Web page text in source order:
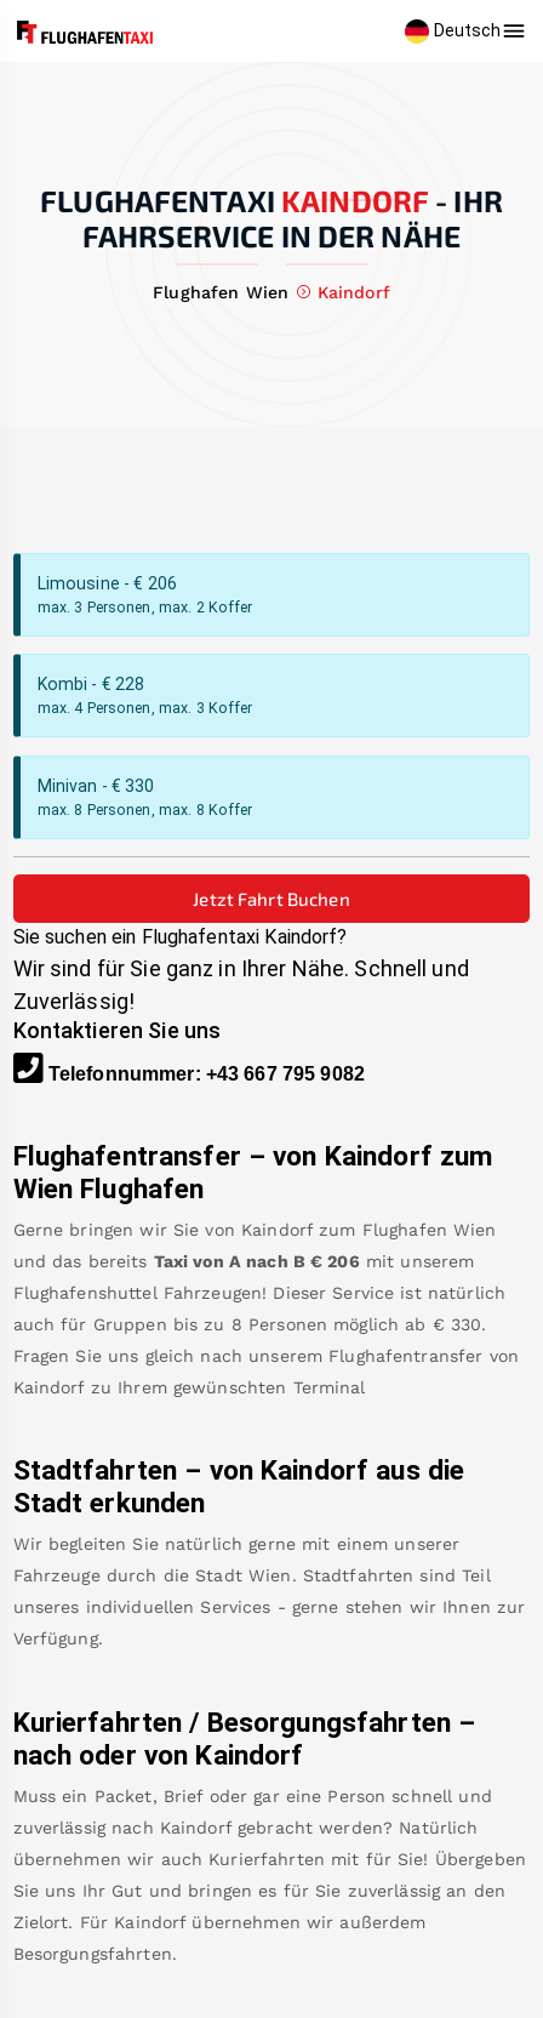
Deutsch
FLUGHAFENTAXI KAINDORF - IHR
FAHRSERVICE IN DER NÄHE
Flughafen Wien Kaindorf
Limousine - € 206
max. 3 Personen, max. 2 Koffer
Kombi - € 228
max. 4 Personen, max. 3 Koffer
Minivan - €330
max. 8 Personen, max. 8 Koffer
Jetzt Fahrt Buchen
Sie suchen ein Flughafentaxi Kaindorf?
Wir sind für Sie ganz in Ihrer Nähe. Schnell und
Zuverlässig!
Kontaktieren Sie uns
Telefonnummer: +43 667 795 9082
Flughafentransfer – von Kaindorf zum
Wien Flughafen
Gerne bringen wir Sie von Kaindorf zum Flughafen Wien
und das bereits Taxi von A nach B €206 mit unserem
Flughafenshuttel Fahrzeugen! Dieser Service ist natürlich
auch für Gruppen bis zu 8 Personen möglich ab € 330.
Fragen Sie uns gleich nach unserem Flughafentransfer von
Kaindorf zu Ihrem gewünschten Terminal
Stadtfahrten – von Kaindorf aus die
Stadt erkunden
Wir begleiten Sie natürlich gerne mit einem unserer
Fahrzeuge durch die Stadt Wien. Stadtfahrten sind Teil
unseres individuellen Services - gerne stehen wir Ihnen zur
Verfügung.
Kurierfahrten / Besorgungsfahrten –
nach oder von Kaindorf
Muss ein Packet, Brief oder gar eine Person schnell und
zuverlässig nach Kaindorf gebracht werden? Natürlich
übernehmen wir auch Kurierfahrten mit für Sie! Übergeben
Sie uns Ihr Gut und bringen es für Sie zuverlässig an den
Zielort. Für Kaindorf übernehmen wir außerdem
Besorgungsfahrten.